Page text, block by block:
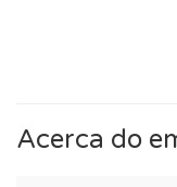
Acerca do